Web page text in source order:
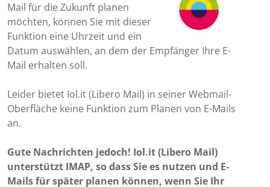
Mail für die Zukunft planen
möchten, können Sie mit dieser
Funktion eine Uhrzeit und ein
Datum auswählen, an dem der Empfänger Ihre E-
Mail erhalten soll.
Leider bietet Iol.it (Libero Mail) in seiner Webmail-
Oberfläche keine Funktion zum Planen von E-Mails
an.
Gute Nachrichten jedoch! Iol.it (Libero Mail)
unterstützt IMAP, so dass Sie es nutzen und E-
Mails für später planen können, wenn Sie Ihr